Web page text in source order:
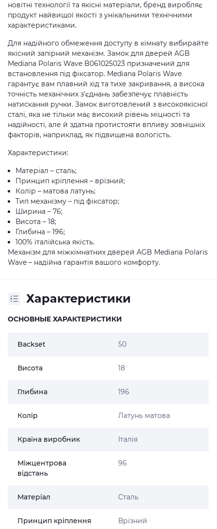
новітні технології та якісні матеріали, бренд виробляє
продукт найвищої якості з унікальними технічними
характеристиками.
Для надійного обмеження доступу в кімнату вибирайте
якісний запірний механізм. Замок для дверей AGB
Mediana Polaris Wave B061025023 призначений для
встановлення під фіксатор. Mediana Polaris Wave
гарантує вам плавний хід та тихе закривання, а висока
точність механічних з'єднань забезпечує плавність
натискання ручки. Замок виготовлений з високоякісної
сталі, яка не тільки має високий рівень міцності та
надійності, але й здатна протистояти впливу зовнішніх
факторів, наприклад, як підвищена вологість.
Характеристики:
Матеріал – сталь;
Принцип кріплення – врізний;
Колір – матова латунь;
Тип механізму – під фіксатор;
Ширина – 76;
Висота – 18;
Глибина – 196;
100% італійська якість.
Механізм для міжкімнатних дверей AGB Mediana Polaris
Wave – надійна гарантія вашого комфорту.
Характеристики
ОСНОВНЫЕ ХАРАКТЕРИСТИКИ
Backset 50
Висота 18
Глибина 196
Колір Латунь матова
Країна виробник Італія
Міжцентрова
відстань
96
Матеріал Сталь
Принцип кріплення Врізний